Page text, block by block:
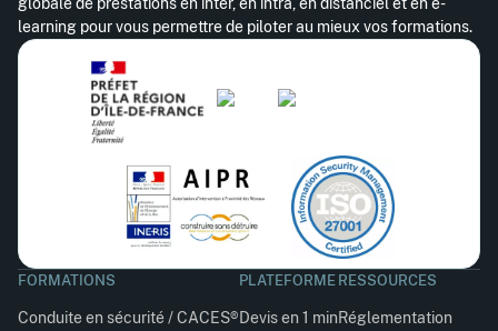
learning pour vous permettre de piloter au mieux vos formations.
FORMATIONS
Conduite en sécurité / CACES®
PLATEFORME
Devis en 1 min
RESSOURCES
Réglementation